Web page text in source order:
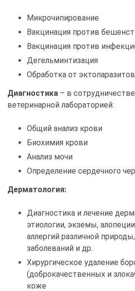
Микрочипирование
Вакцинация против
Вакцинация против
Дегельминтизация
Обработка от эктопаразитов
Диагностика – в
ветеринарной лабораторией:
Общий анализ крови
Биохимия крови
Анализ мочи
Определение сердечного
Дерматология:
Диагностика и лечение
этиологии, экземы,
аллергий различной
заболеваний и др.
Хирургическое удаление
(доброкачественных и
коже